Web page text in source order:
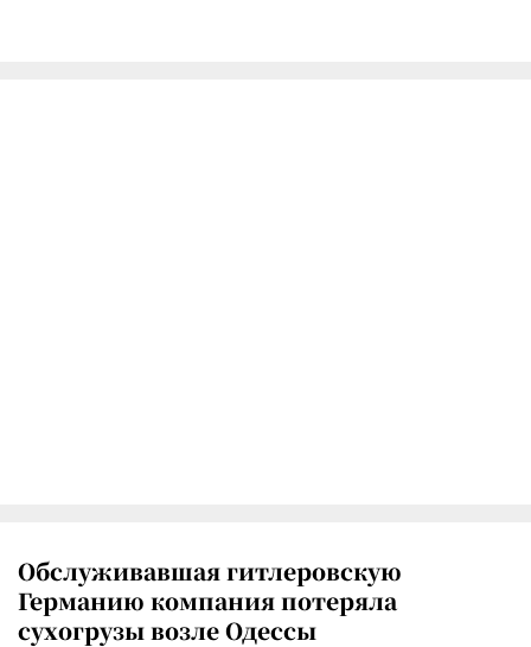
Обслуживавшая гитлеровскую
Германию компания потеряла
сухогрузы возле Одессы